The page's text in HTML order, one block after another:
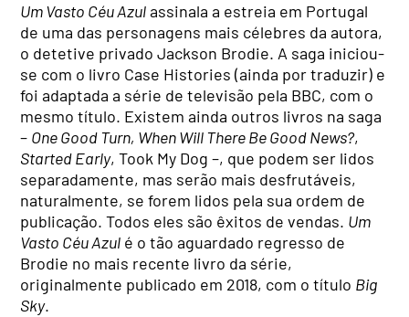
Um Vasto Céu Azulassinala a estreia em Portugal
de uma das personagens mais célebres da autora,
o detetive privado Jackson Brodie. A saga iniciou-
se com o livro Case Histories (ainda por traduzir) e
foi adaptada a série de televisão pela BBC, com o
mesmo título. Existem ainda outros livros na saga
– One Good Turn, When Will There Be Good News?,
Started Early, Took My Dog –, que podem ser lidos
separadamente, mas serão mais desfrutáveis,
naturalmente, se forem lidos pela sua ordem de
publicação. Todos eles são êxitos de vendas. Um
Vasto Céu Azul é o tão aguardado regresso de
Brodie no mais recente livro da série,
originalmente publicado em 2018, com o título Big
Sky.